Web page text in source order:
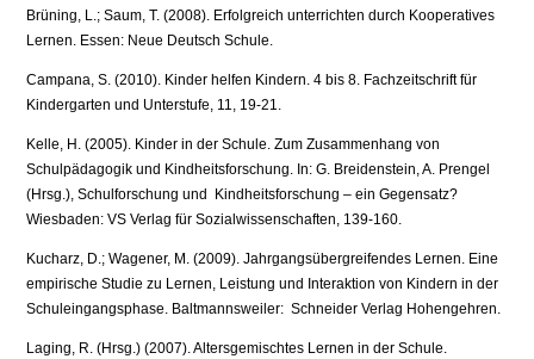
Brüning, L.; Saum, T. (2008). Erfolgreich unterrichten durch Kooperatives
Lernen. Essen: Neue Deutsch Schule.
Campana, S. (2010). Kinder helfen Kindern. 4 bis 8. Fachzeitschrift für
Kindergarten und Unterstufe, 11, 19-21.
Kelle, H. (2005). Kinder in der Schule. Zum Zusammenhang von
Schulpädagogik und Kindheitsforschung. In: G. Breidenstein, A. Prengel
(Hrsg.), Schulforschung und Kindheitsforschung – ein Gegensatz?
Wiesbaden: VS Verlag für Sozialwissenschaften, 139-160.
Kucharz, D.; Wagener, M. (2009). Jahrgangsübergreifendes Lernen. Eine
empirische Studie zu Lernen, Leistung und Interaktion von Kindern in der
Schuleingangsphase. Baltmannsweiler: Schneider Verlag Hohengehren.
Laging, R. (Hrsg.) (2007). Altersgemischtes Lernen in der Schule.